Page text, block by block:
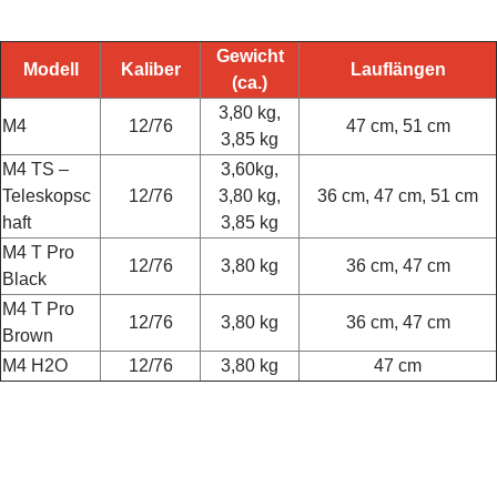
Modell Kaliber
Gewicht
(ca.)
Lauflängen
M4 12/76
3,80 kg,
3,85 kg
47 cm, 51 cm
M4 TS –
Teleskopsc
haft
12/76
3,60kg,
3,80 kg,
3,85 kg
36 cm, 47 cm, 51 cm
M4 T Pro
Black
12/76 3,80 kg 36 cm, 47 cm
M4 T Pro
Brown
12/76 3,80 kg 36 cm, 47 cm
M4 H2O 12/76 3,80 kg 47 cm